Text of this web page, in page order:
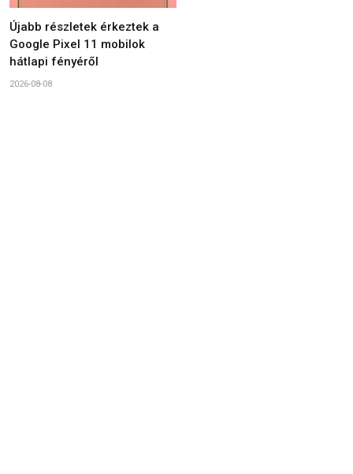
Újabb részletek érkeztek a
Google Pixel 11 mobilok
hátlapi fényéről
2026-08-08